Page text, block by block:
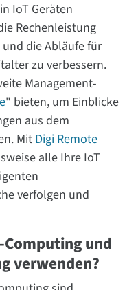
IoT Geräten
Rechenleistung
die Abläufe für
zu verbessern.
Management-
" bieten, um Einblicke
aus dem
MitDigi Remote
alle Ihre IoT
verfolgen und
Computing und
verwenden?